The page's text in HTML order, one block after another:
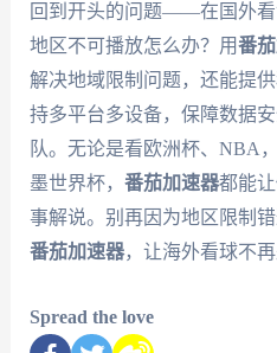
回到开头的问题——在国外看
地区不可播放怎么办？用番
解决地域限制问题，还能提
持多平台多设备，保障数据
队。无论是看欧洲杯、NBA
墨世界杯， 番茄加速器都能
事解说。别再因为地区限制
番茄加速器，让海外看球不再
Spread the love